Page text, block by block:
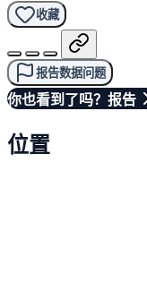
收藏
报告数据问题
你也看到了吗？报告
位置